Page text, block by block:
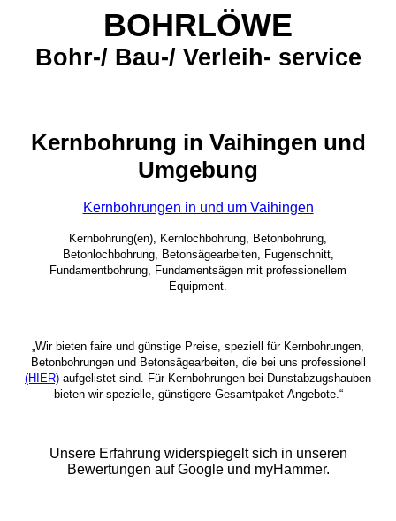
BOHRLÖWE
Bohr-/ Bau-/ Verleih- service
Kernbohrung in Vaihingen und
Umgebung
Kernbohrungen in und um Vaihingen
Kernbohrung(en), Kernlochbohrung, Betonbohrung,
Betonlochbohrung, Betonsägearbeiten, Fugenschnitt,
Fundamentbohrung, Fundamentsägen mit professionellem
Equipment.
„Wir bieten faire und günstige Preise, speziell für Kernbohrungen,
Betonbohrungen und Betonsägearbeiten, die bei uns professionell
(HIER) aufgelistet sind. Für Kernbohrungen bei Dunstabzugshauben
bieten wir spezielle, günstigere Gesamtpaket-Angebote.“
Unsere Erfahrung widerspiegelt sich in unseren
Bewertungen auf Google und myHammer.